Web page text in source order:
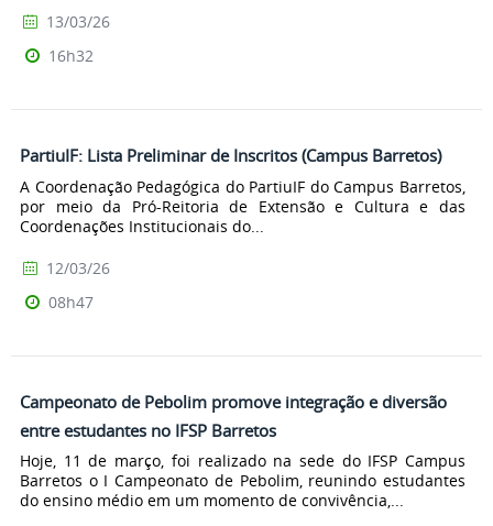
13/03/26
16h32
PartiuIF: Lista Preliminar de Inscritos (Campus Barretos)
A Coordenação Pedagógica do PartiuIF do Campus Barretos,
por meio da Pró-Reitoria de Extensão e Cultura e das
Coordenações Institucionais do...
12/03/26
08h47
Campeonato de Pebolim promove integração e diversão
entre estudantes no IFSP Barretos
Hoje, 11 de março, foi realizado na sede do IFSP Campus
Barretos o I Campeonato de Pebolim, reunindo estudantes
do ensino médio em um momento de convivência,...